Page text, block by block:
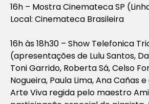
16h – Mostra Cinemateca SP
Local: Cinemateca Brasileira
16h às 18h30 – Show Telefonica
(apresentações de Lulu Santos,
Toni Garrido, Roberta Sá, Celso
Nogueira, Paula Lima, Ana Cañas
Arte Viva regida pelo maestro